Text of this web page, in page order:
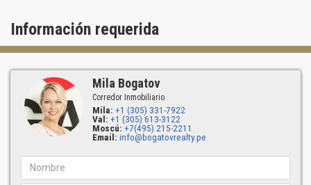
Información requerida
Mila Bogatov
Corredor Inmobiliario
Mila: +1 (305) 331-7922
Val: +1 (305) 613-3122
Moscú: +7(495) 215-2211
Email: info@bogatovrealty.pe